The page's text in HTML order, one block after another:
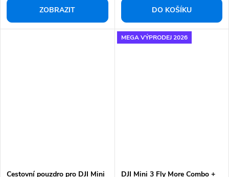
ZOBRAZIT DO KOŠÍKU
Cestovní pouzdro pro DJI Mini
MEGA VÝPRODEJ 2026
DJI Mini 3 Fly More Combo +